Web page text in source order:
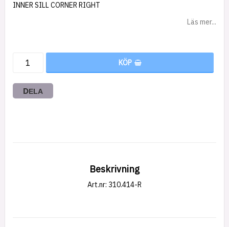
INNER SILL CORNER RIGHT
Läs mer...
KÖP
DELA
Beskrivning
Art.nr: 310.414-R